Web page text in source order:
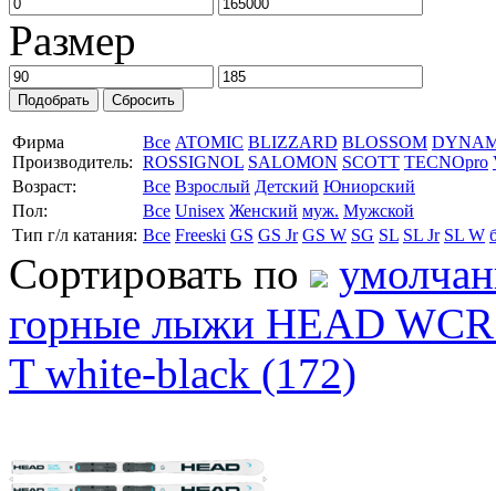
Размер
Фирма
Производитель:
Все ATOMIC BLIZZARD BLOSSOM
ROSSIGNOL SALOMON SCOTT TECNOpro
Возраст:
Все Взрослый Детский Юниорский
Пол:
Все Unisex Женский муж. Мужской
Тип г/л катания: Все Freeski GS GS Jr GS W SG SL SL Jr SL W
Сортировать по
горные лыжи HEAD WCR
T white-black (172)